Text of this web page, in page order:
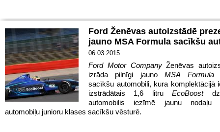
Ford Ženēvas autoizstādē
jauno MSA Formula sacīkšu
06.03.2015.
Ford Motor CompanyŽenēvas
izrāda pilnīgi jaunoMSA Formula
sacīkšu automobili, kura komplektācijā
izstrādātais 1,6 litruEcoBoost
automobilis iezīmē jaunu nodaļu
automobiļu junioru klases sacīkšu vēsturē.